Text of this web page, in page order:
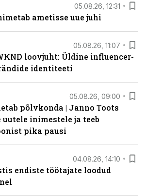
05.08.26, 12:31
ametisse uue juhi
05.08.26, 11:07
loovjuht: Üldine influencer-
identiteeti
05.08.26, 09:00
põlvkonda | Janno Toots
inimestele ja teeb
pika pausi
04.08.26, 14:10
endiste töötajate loodud